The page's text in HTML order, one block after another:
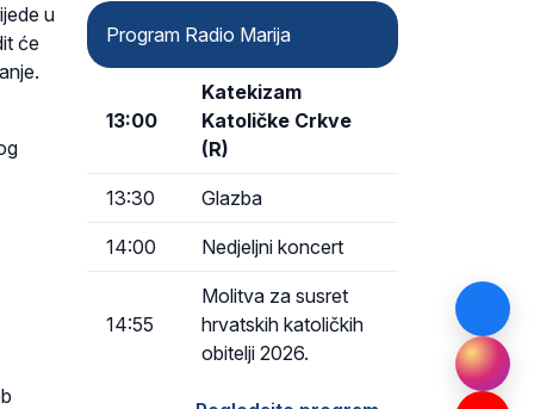
u
će
dubokom ljubavlju
Program Radio Marija
13:00
Katekizam
Katoličke Crkve
(R)
13:30 Glazba
14:00 Nedjeljni koncert
14:55
Molitva za susret
hrvatskih katoličkih
obitelji 2026.